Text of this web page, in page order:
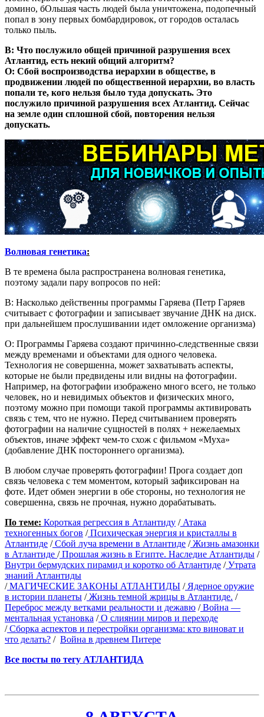
домино, бОльшая часть людей была уничтожена, подопечный
попал в зону первых бомбардировок, от городов осталась
только пыль.
В: Что послужило общей причиной разрушения всех
Атлантид, есть некий общий алгоритм?
О: Сбой воспроизводства иерархии в обществе, в
продвижении людей по общественной иерархии, во власть
попали те, кого нельзя было туда допускать. Это
послужило причиной разрушения всех Атлантид. Сейчас
на земле один сплошной сбой, повторения нельзя
допускать.
Волновая генетика:
В те времена была распространена волновая генетика,
поэтому задали пару вопросов по ней:
В: Насколько действенны программы Гаряева (Петр Гаряев
считывает с фотографии и записывает звучание ДНК на диск.
при дальнейшем прослушивании идет омложение организма)
О: Программы Гаряева создают причинно-следственные связи
между временами и объектами для одного человека.
Технология не совершенна, может захватывать аспекты,
которые не были предвидены или видны на фотографии.
Например, на фотографии изображено много всего, не только
человек, но и невидимых объектов и физических много,
поэтому можно при помощи такой программы активировать
связь с тем, что не нужно. Перед считыванием проверять
фотографии на наличие сущностей в полях + нежелаемых
объектов, иначе эффект чем-то схож с фильмом «Муха»
(добавление ДНК постороннего организма).
В любом случае проверять фотографии! Прога создает доп
связь человека с тем моментом, который зафиксирован на
фоте. Идет обмен энергии в обе стороны, но технология не
совершенна, связь не прочная, нужно дорабатывать.
По теме: Короткая регрессия в Атлантиду /Атака
техногенных богов /Психическая энергия и кристаллы в
Атлантиде /Сбой луча времени в Атлантиде /Жизнь амазонки
в Атлантиде /Прошлая жизнь в Египте. Наследие Атлантиды /
Внутри бермудских пирамид и коротко об Атлантиде /Утрата
знаний Атлантиды
/МАГИЧЕСКИЕ ЗАКОНЫ АТЛАНТИДЫ /Ядерное оружие
в истории планеты /Жизнь темной жрицы в Атлантиде. /
Переброс между ветками реальности и дежавю /Война —
ментальная установка /О слиянии миров и переходе
/Сборка аспектов и перестройки организма: кто виноват и
что делать? / Война в древнем Питере
Все посты по тегу АТЛАНТИДА